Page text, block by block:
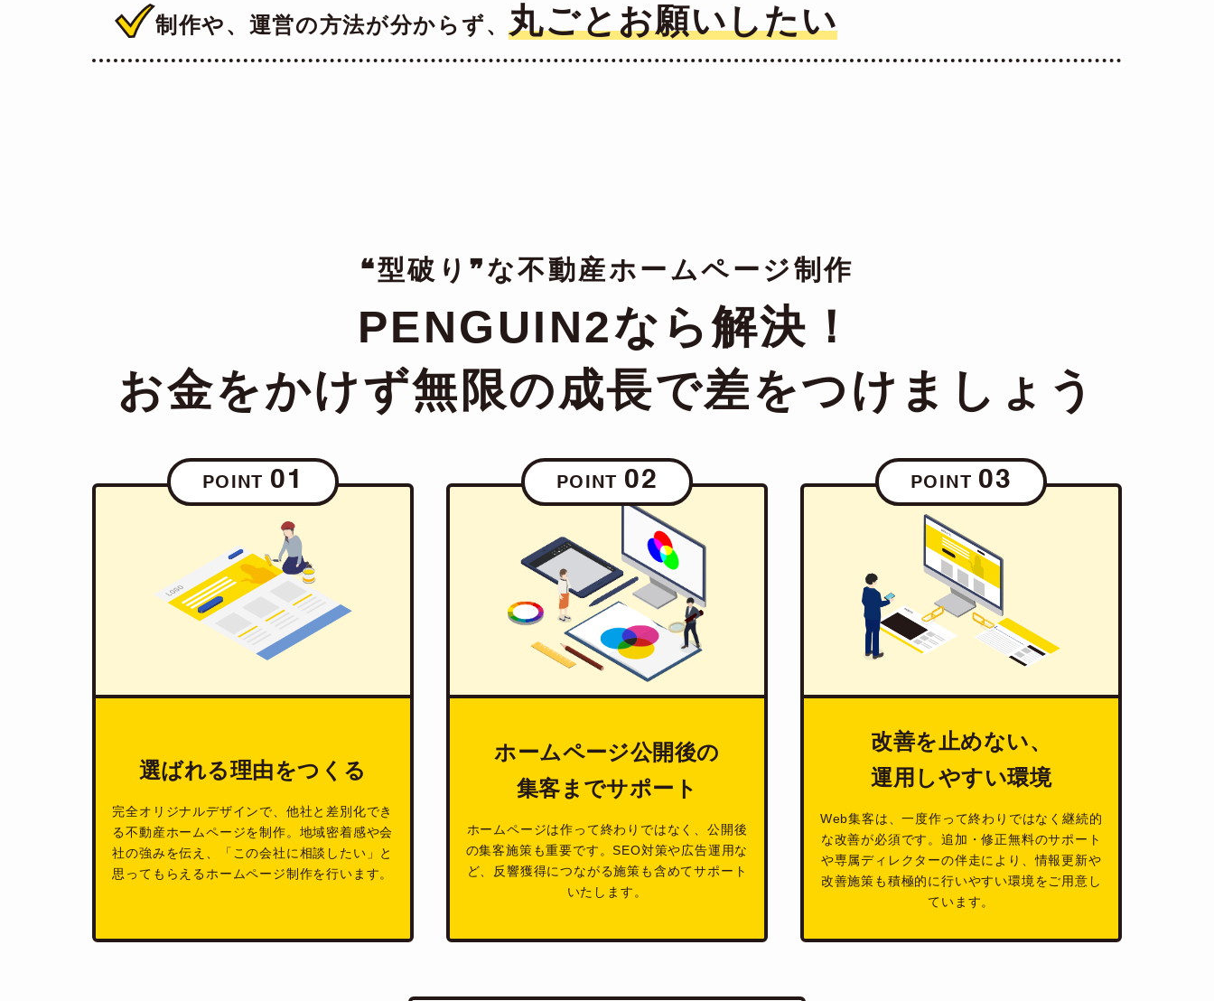
制作や、運営の方法が分からず、丸ごとお願いしたい
❝型破り❞な不動産ホームページ制作
PENGUIN2なら解決！
お金をかけず無限の成長で差をつけましょう
POINT 01
選ばれる理由をつくる
完全オリジナルデザインで、他社と差別化でき
る不動産ホームページを制作。地域密着感や会
社の強みを伝え、「この会社に相談したい」と
思ってもらえるホームページ制作を行います。
POINT 02
ホームページ公開後の
集客までサポート
ホームページは作って終わりではなく、公開後
の集客施策も重要です。SEO対策や広告運用な
ど、反響獲得につながる施策も含めてサポート
いたします。
POINT 03
改善を止めない、
運用しやすい環境
Web集客は、一度作って終わりではなく継続的
な改善が必須です。追加・修正無料のサポート
や専属ディレクターの伴走により、情報更新や
改善施策も積極的に行いやすい環境をご用意し
ています。